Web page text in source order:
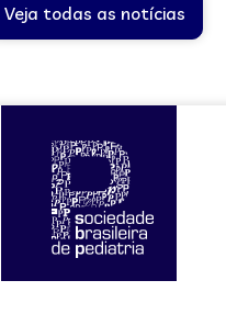
Veja todas as notícias